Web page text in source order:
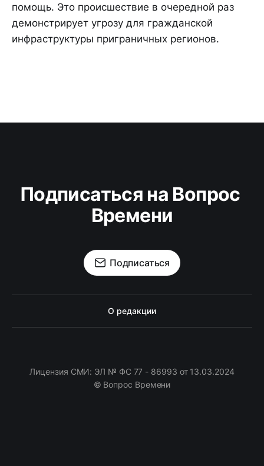
помощь. Это происшествие в очередной раз
демонстрирует угрозу для гражданской
инфраструктуры приграничных регионов.
Подписаться на Вопрос
Времени
Подписаться
О редакции
Лицензия СМИ: ЭЛ № ФС 77 - 86993 от 13.03.2024
© Вопрос Времени